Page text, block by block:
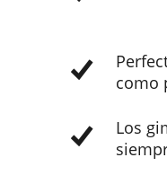
como
Los